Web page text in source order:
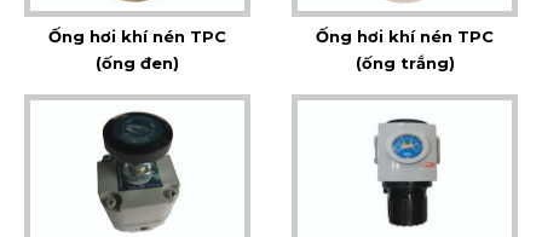
Ống hơi khí nén TPC
(ống đen)
Ống hơi khí nén TPC
(ống trắng)